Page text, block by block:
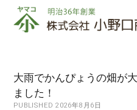
株
式
小
野
口
大雨でかんぴょうの畑が
ました！
PUBLISHED 2026年8月6日